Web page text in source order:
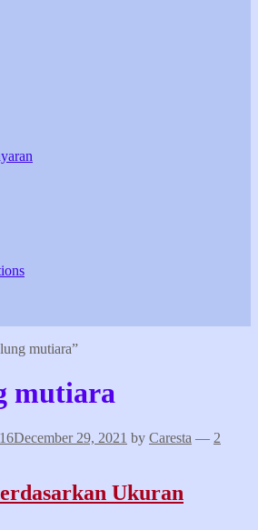
mutiara”
mutiara
December 29, 2021 by Caresta — 2
Ukuran